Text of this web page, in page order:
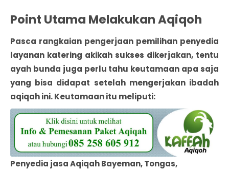
Point Utama Melakukan Aqiqoh
Pasca rangkaian pengerjaan pemilihan penyedia
layanan katering akikah sukses dikerjakan, tentu
ayah bunda juga perlu tahu keutamaan apa saja
yang bisa didapat setelah mengerjakan ibadah
aqiqah ini. Keutamaan itu meliputi:
Penyedia jasa Aqiqah Bayeman, Tongas,